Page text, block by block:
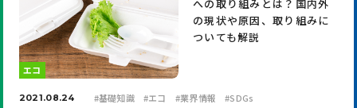
エコ
への取り組みとは？国内外
の現状や原因、取り組みに
ついても解説
2021.08.24 #基礎知識 #エコ #業界情報 #SDGs